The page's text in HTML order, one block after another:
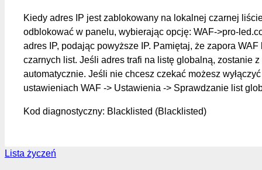
Kiedy adres IP jest zablokowany na lokalnej czarnej
odblokować w panelu, wybierając opcję: WAF->pro-
adres IP, podając powyższe IP. Pamiętaj, że zapora
czarnych list. Jeśli adres trafi na listę globalną, zostanie
automatycznie. Jeśli nie chcesz czekać możesz
ustawieniach WAF -> Ustawienia -> Sprawdzanie list
Kod diagnostyczny: Blacklisted (Blacklisted)
Lista życzeń